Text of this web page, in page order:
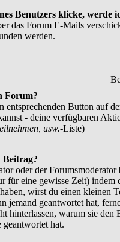
Benutzers klicke, werde
das Forum E-Mails
werden.
Forum?
Button auf
- deine verfügbaren
usw.-Liste)
Beitrag?
oder der
für eine gewisse Zeit) indem
wirst du einen kleinen
jemand geantwortet hat,
hinterlassen, warum sie
hat.